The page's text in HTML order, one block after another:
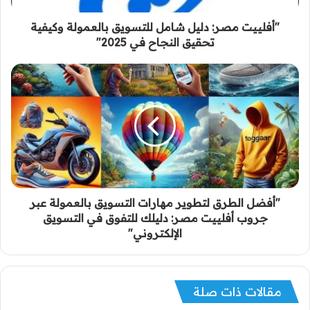
"أفلييت مصر: دليل شامل للتسويق بالعمولة وكيفية
تحقيق النجاح في 2025"
"أفضل الطرق لتطوير مهارات التسويق بالعمولة عبر
جروب أفلييت مصر: دليلك للتفوق في التسويق
الإلكتروني"
مقالات ذات صلة